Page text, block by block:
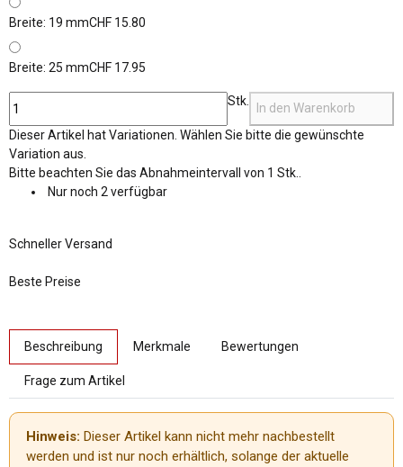
Breite: 19 mmCHF 15.80
Breite: 25 mmCHF 17.95
Stk.
In den Warenkorb
xDieser Artikel hat Variationen. Wählen Sie bitte die gewünschte
Variation aus.
xBitte beachten Sie das Abnahmeintervall von 1 Stk..
Nur noch 2 verfügbar
Schneller Versand
Beste Preise
Beschreibung Merkmale Bewertungen
Frage zum Artikel
Hinweis: Dieser Artikel kann nicht mehr nachbestellt
werden und ist nur noch erhältlich, solange der aktuelle